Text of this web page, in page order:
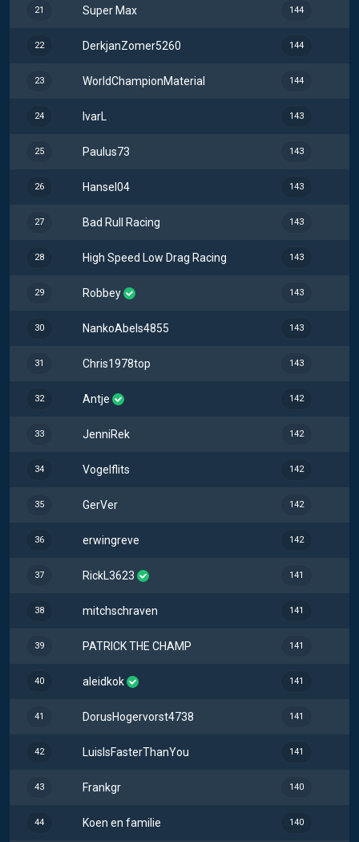
21 Super Max 144
22 DerkjanZomer5260 144
23 WorldChampionMaterial 144
24 IvarL 143
25 Paulus73 143
26 Hansel04 143
27 Bad Rull Racing 143
28 High Speed Low Drag Racing 143
29 Robbey 143
30 NankoAbels4855 143
31 Chris1978top 143
32 Antje 142
33 JenniRek 142
34 Vogelflits 142
35 GerVer 142
36 erwingreve 142
37 RickL3623 141
38 mitchschraven 141
39 PATRICK THE CHAMP 141
40 aleidkok 141
41 DorusHogervorst4738 141
42 LuisIsFasterThanYou 141
43 Frankgr 140
44 Koen en familie 140